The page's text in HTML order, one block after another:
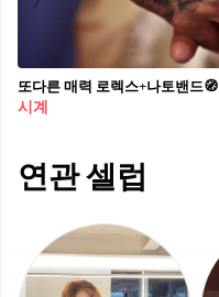
또다른 매력 로렉스+나토밴드🧭
시계
연관 셀럽